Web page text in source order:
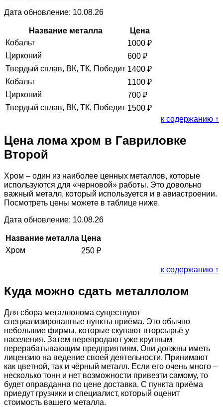
Дата обновление: 10.08.26
Название металла
Цена
Кобальт
1000 ₽
Цирконий
600 ₽
Твердый сплав, ВК, ТК, Победит 1400 ₽
Кобальт
1100 ₽
Цирконий
700 ₽
Твердый сплав, ВК, ТК, Победит 1500 ₽
к содержанию ↑
Цена лома хром в Гавриловке
Второй
Хром – один из наиболее ценных металлов, которые
используются для «черновой» работы. Это довольно
важный металл, который используется и в авиастроении.
Посмотреть цены можете в таблице ниже.
Дата обновление: 10.08.26
Название металла Цена
Хром
250 ₽
к содержанию ↑
Куда можно сдать металлолом
Для сбора металлолома существуют
специализированные пункты приёма. Это обычно
небольшие фирмы, которые скупают вторсырьё у
населения. Затем перепродают уже крупным
перерабатывающим предприятиям. Они должны иметь
лицензию на ведение своей деятельности. Принимают
как цветной, так и чёрный металл. Если его очень много –
несколько тонн и нет возможности привезти самому, то
будет оправданна по цене доставка. С пункта приёма
приедут грузчики и специалист, который оценит
стоимость вашего металла.